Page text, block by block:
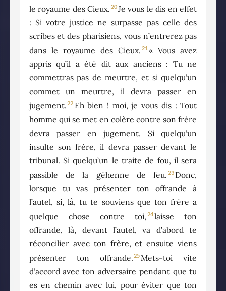
le royaume des Cieux. 20Je vous le dis en effet
: Si votre justice ne surpasse pas celle des
scribes et des pharisiens, vous n’entrerez pas
dans le royaume des Cieux. 21 « Vous avez
appris qu’il a été dit aux anciens : Tu ne
commettras pas de meurtre, et si quelqu’un
commet un meurtre, il devra passer en
jugement.22 Eh bien ! moi, je vous dis : Tout
homme qui se met en colère contre son frère
devra passer en jugement. Si quelqu’un
insulte son frère, il devra passer devant le
tribunal. Si quelqu’un le traite de fou, il sera
passible de la géhenne de feu. 23 Donc,
lorsque tu vas présenter ton offrande à
l’autel, si, là, tu te souviens que ton frère a
quelque chose contre toi, 24laisse ton
offrande, là, devant l’autel, va d’abord te
réconcilier avec ton frère, et ensuite viens
présenter ton offrande.25Mets-toi vite
d’accord avec ton adversaire pendant que tu
es en chemin avec lui, pour éviter que ton